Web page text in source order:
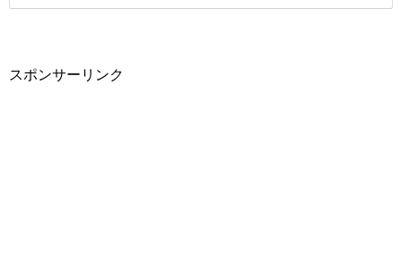
スポンサーリンク